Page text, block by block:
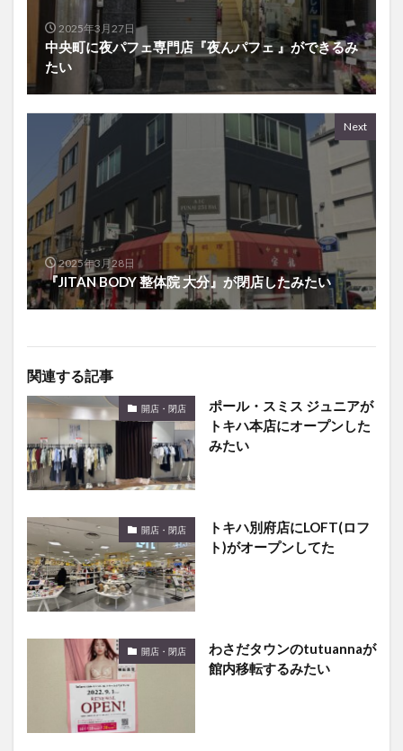
2025年3月27日
中央町に夜パフェ専門店『夜んパフェ 』ができるみ
たい
Next
2025年3月28日
『JITAN BODY 整体院 大分』が閉店したみたい
関連する記事
開店・閉店
ポール・スミス ジュニアが
トキハ本店にオープンした
みたい
開店・閉店
トキハ別府店にLOFT(ロフ
ト)がオープンしてた
開店・閉店
わさだタウンのtutuannaが
館内移転するみたい